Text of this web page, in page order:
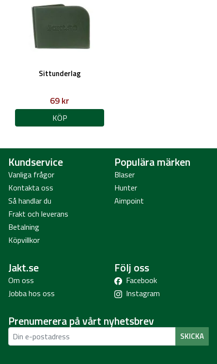
Sittunderlag
69 kr
KÖP
Kundservice
Vanliga frågor
Kontakta oss
Så handlar du
Frakt och leverans
Betalning
Köpvillkor
Populära märken
Blaser
Hunter
Aimpoint
Jakt.se
Om oss
Jobba hos oss
Följ oss
Facebook
Instagram
Prenumerera på vårt nyhetsbrev
SKICKA